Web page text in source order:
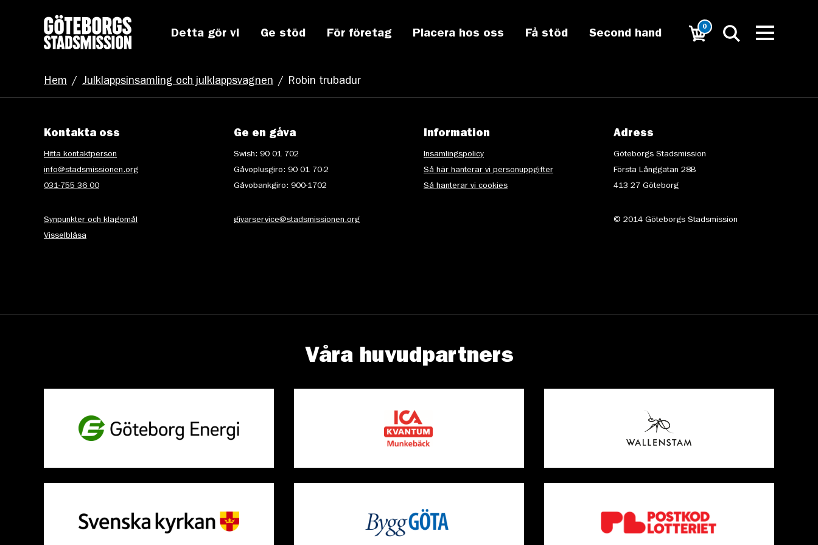
Detta gör vi Ge stöd För företag Placera hos oss Få stöd Second hand
0
Hem / Julklappsinsamling och julklappsvagnen / Robin trubadur
Kontakta oss
Hitta kontaktperson
info@stadsmissionen.org
031-755 36 00
Synpunkter och klagomål
Visselblåsa
Ge en gåva
Swish: 90 01 702
Gåvoplusgiro: 90 01 70-2
Gåvobankgiro: 900-1702
givarservice@stadsmissionen.org
Information
Insamlingspolicy
Så här hanterar vi personuppgifter
Så hanterar vi cookies
Adress
Göteborgs Stadsmission
Första Långgatan 28B
413 27 Göteborg
© 2014 Göteborgs Stadsmission
Våra huvudpartners